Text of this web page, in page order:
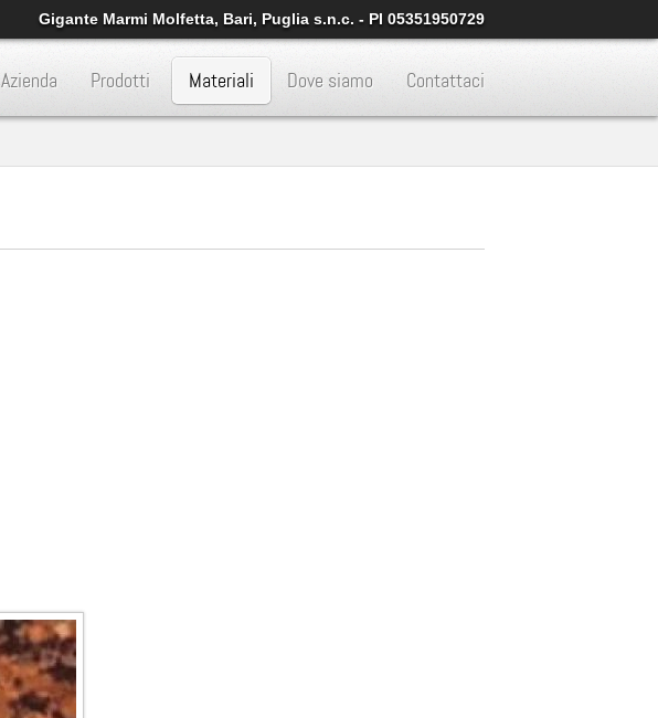
Gigante Marmi Molfetta, Bari, Puglia s.n.c. - PI 05351950729
Azienda Prodotti Materiali Dove siamo Contattaci